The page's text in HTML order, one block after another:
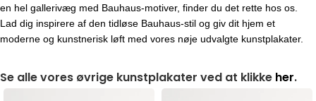
en hel gallerivæg med Bauhaus-motiver, finder du det rette hos os.
Lad dig inspirere af den tidløse Bauhaus-stil og giv dit hjem et
moderne og kunstnerisk løft med vores nøje udvalgte kunstplakater.
Se alle vores øvrige kunstplakater ved at klikke her.